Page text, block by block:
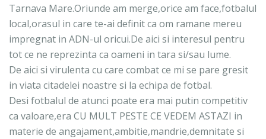
Tarnava Mare.Oriunde am merge,orice am face,fotbalul
local,orasul in care te-ai definit ca om ramane mereu
impregnat in ADN-ul oricui.De aici si interesul pentru
tot ce ne reprezinta ca oameni in tara si/sau lume.
De aici si virulenta cu care combat ce mi se pare gresit
in viata citadelei noastre si la echipa de fotbal.
Desi fotbalul de atunci poate era mai putin competitiv
ca valoare,era CU MULT PESTE CE VEDEM ASTAZI in
materie de angajament,ambitie,mandrie,demnitate si